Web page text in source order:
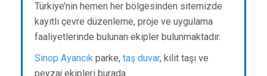
Türkiye’nin hemen her bölgesinden sitemizde
kayıtlı çevre düzenleme, proje ve uygulama
faaliyetlerinde bulunan ekipler bulunmaktadır.
Sinop Ayancık parke, taş duvar, kilit taşı ve
peyzaj ekipleri burada.